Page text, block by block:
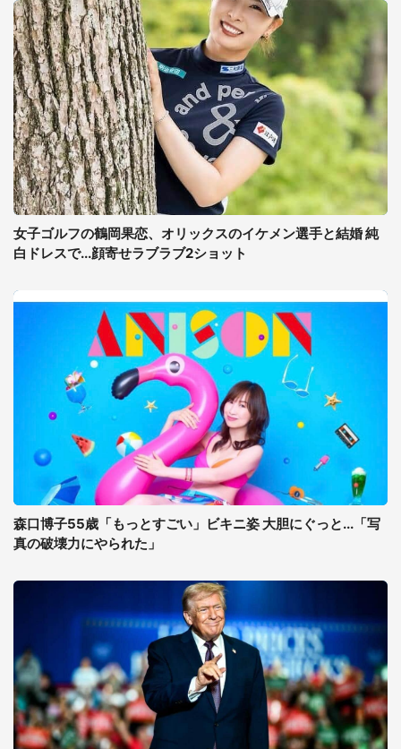
女子ゴルフの鶴岡果恋、オリックスのイケメン選手と結婚 純
白ドレスで...顔寄せラブラブ2ショット
森口博子55歳「もっとすごい」ビキニ姿 大胆にぐっと...「写
真の破壊力にやられた」